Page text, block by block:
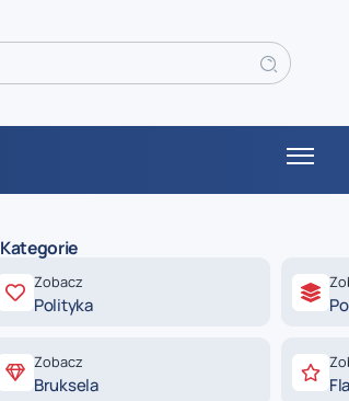
Kategorie
Zobacz
Polityka
Zobacz
Bruksela